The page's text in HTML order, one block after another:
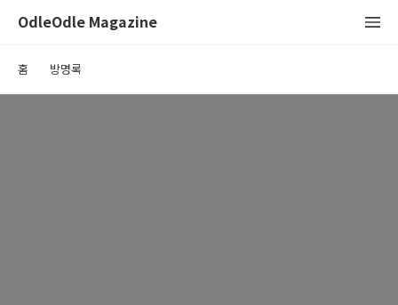
OdleOdle Magazine
홈 방명록